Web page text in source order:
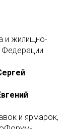
и жилищно-
Федерации
и ярмарок,